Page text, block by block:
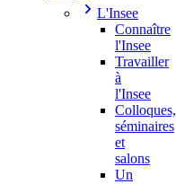
L'Insee
Connaître
l'Insee
Travailler
à
l'Insee
Colloques,
séminaires
et
salons
Un